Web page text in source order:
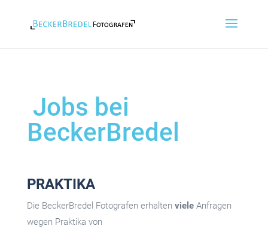
Jobs bei
BeckerBredel
PRAKTIKA
Die BeckerBredel Fotografen erhalten vieleAnfragen
wegen Praktika von